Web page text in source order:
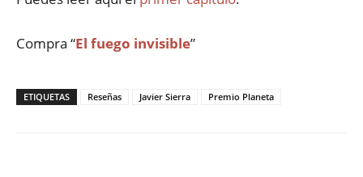
Compra “El fuego invisible”
ETIQUETAS Reseñas Javier Sierra Premio Planeta